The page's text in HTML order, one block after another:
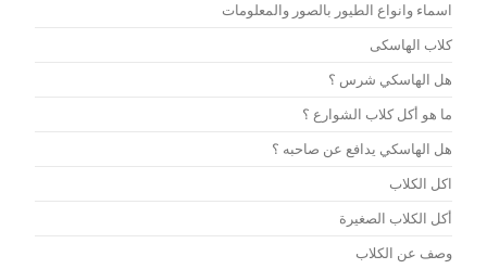
اسماء وانواع الطيور بالصور والمعلومات
كلاب الهاسكى
هل الهاسكي شرس ؟
ما هو أكل كلاب الشوارع ؟
هل الهاسكي يدافع عن صاحبه ؟
اكل الكلاب
أكل الكلاب الصغيرة
وصف عن الكلاب